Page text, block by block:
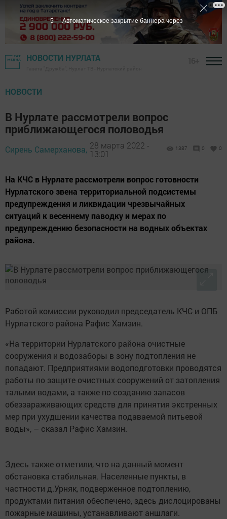
НОВОСТИ НУРЛАТА
НОВОСТИ
В Нурлате рассмотрели вопрос
приближающегося половодья
Сирень Самерханова, 28 марта 2022 -
13:01
1387 0 0
На КЧС в Нурлате рассмотрели вопрос готовности
Нурлатского звена территориальной подсистемы
предупреждения и ликвидации чрезвычайных
ситуаций к весеннему паводку и мерах по
предупреждению безопасности на водных объектах
района.
Работой комиссии руководил председатель КЧС и ОПБ
Нурлатского района Рафис Хамзин.
«На территории Нурлатского района очистные
сооружения и водозаборы в зону подтопления не
попадают. Предприятиями водоподготовки проводятся
работы по защите очистных сооружений от затопления
талыми водами, а также по созданию запасов
обеззараживающих средств для принятия экстренных
мер при ухудшении качества подаваемой питьевой
воды», – сказал Рафис Хамзин.
Здесь также отметили, что на данный момент
обстановка стабильная. Населенные пункты, в
частности д.Урняк, подверженное подтоплению,
продуктами питания обеспечено, здесь дислоцированы
пожарные машины, устанавливают аншлаги.
4 Автоматическое закрытие баннера через